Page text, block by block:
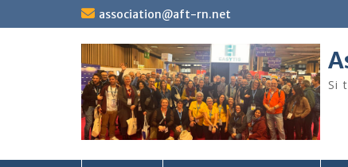
to
association@aft-rn.net
Si